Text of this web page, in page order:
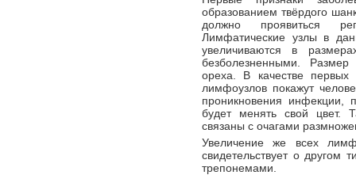
образованием твёрдого
должно проявиться
Лимфатические узлы в
увеличиваются в
безболезненными. Размер
ореха. В качестве первых
лимфоузлов покажут
проникновения инфекции,
будет менять свой цвет.
связаны с очагами
Увеличение же всех
свидетельствует о другом
трепонемами.